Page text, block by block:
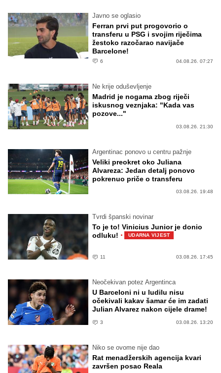
Javno se oglasio
Ferran prvi put progovorio o
transferu u PSG i svojim riječima
žestoko razočarao navijače
Barcelone!
6 04.08.26. 07:27
Ne krije oduševljenje
Madrid je nogama zbog riječi
iskusnog veznjaka: "Kada vas
pozove..."
03.08.26. 21:30
Argentinac ponovo u centru pažnje
Veliki preokret oko Juliana
Alvareza: Jedan detalj ponovo
pokrenuo priče o transferu
03.08.26. 19:48
Tvrdi španski novinar
To je to! Vinicius Junior je donio
odluku! · UDARNA VIJEST
11 03.08.26. 17:45
Neočekivan potez Argentinca
U Barceloni ni u ludilu nisu
očekivali kakav šamar će im zadati
Julian Alvarez nakon cijele drame!
3 03.08.26. 13:20
Niko se ovome nije dao
Rat menadžerskih agencija kvari
završen posao Reala